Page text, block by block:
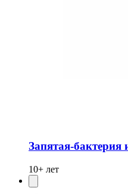
Запятая-бактерия
10+ лет